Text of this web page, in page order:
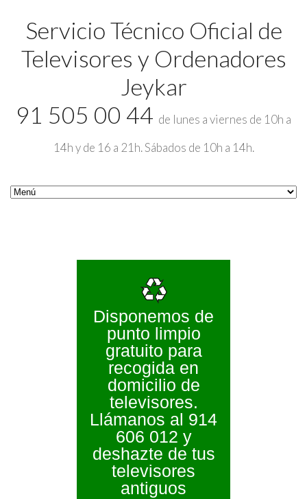
Servicio Técnico Oficial de
Televisores y Ordenadores
Jeykar
91 505 00 44 de lunes a viernes de 10h a
14h y de 16 a 21h. Sábados de 10h a 14h.
Disponemos de
punto limpio
gratuito para
recogida en
domicilio de
televisores.
Llámanos al 914
606 012 y
deshazte de tus
televisores
antiguos